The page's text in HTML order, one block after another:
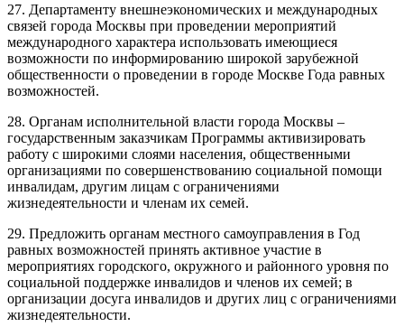
27. Департаменту внешнеэкономических и международных
связей города Москвы при проведении мероприятий
международного характера использовать имеющиеся
возможности по информированию широкой зарубежной
общественности о проведении в городе Москве Года равных
возможностей.
28. Органам исполнительной власти города Москвы –
государственным заказчикам Программы активизировать
работу с широкими слоями населения, общественными
организациями по совершенствованию социальной помощи
инвалидам, другим лицам с ограничениями
жизнедеятельности и членам их семей.
29. Предложить органам местного самоуправления в Год
равных возможностей принять активное участие в
мероприятиях городского, окружного и районного уровня по
социальной поддержке инвалидов и членов их семей; в
организации досуга инвалидов и других лиц с ограничениями
жизнедеятельности.